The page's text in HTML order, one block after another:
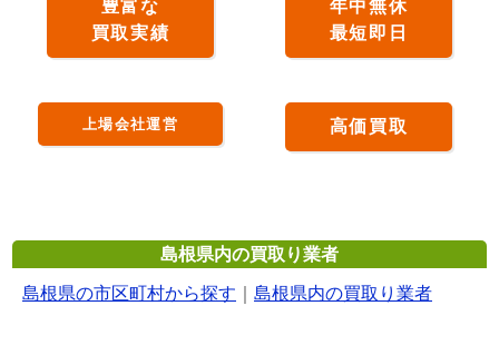
豊富な
買取実績
年中無休
最短即日
上場会社運営 高価買取
島根県内の買取り業者
島根県の市区町村から探す 島根県内の買取り業者